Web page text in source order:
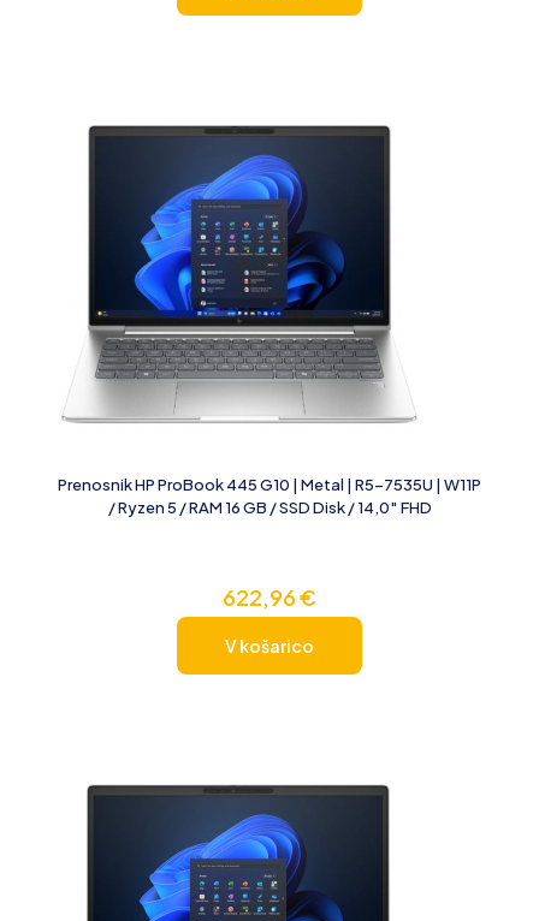
Prenosnik HP ProBook 445 G10 | Metal | R5-7535U | W11P
/ Ryzen 5 / RAM 16 GB / SSD Disk / 14,0″ FHD
622,96€
V košarico